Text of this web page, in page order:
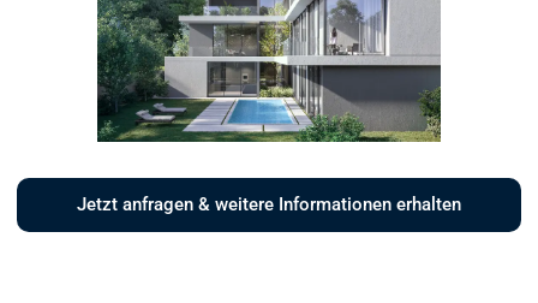
Jetzt anfragen & weitere Informationen erhalten